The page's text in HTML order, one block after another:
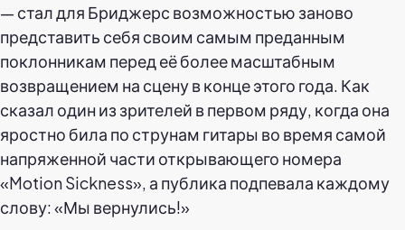
— стал для Бриджерс возможностью заново
представить себя своим самым преданным
поклонникам перед её более масштабным
возвращением на сцену в конце этого года. Как
сказал один из зрителей в первом ряду, когда она
яростно била по струнам гитары во время самой
напряженной части открывающего номера
«Motion Sickness», а публика подпевала каждому
слову: «Мы вернулись!»